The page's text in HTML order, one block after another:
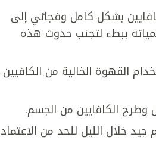
بشكل كامل وفجائي إلى
ببطء لتجنب حدوث هذه
القهوة الخالية من الكافيين
الكافايين من الجسم.
خلال الليل للحد من الاعتماد